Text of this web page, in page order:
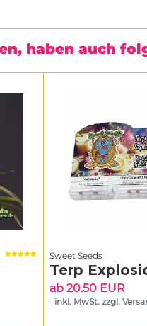
haben auch
Sweet Seeds
Terp
ab 20.50 EUR
inkl. MwSt. zzgl.